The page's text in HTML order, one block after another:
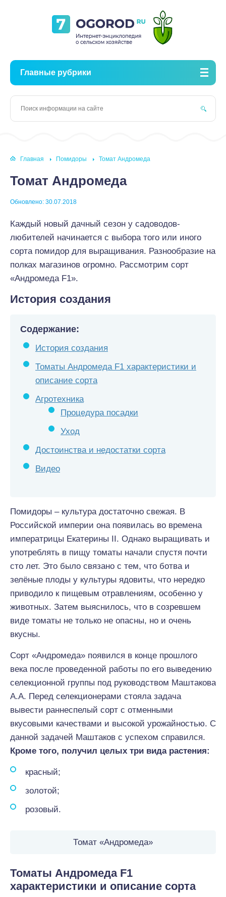
Главные рубрики
Главная Помидоры Томат Андромеда
Томат Андромеда
Обновлено: 30.07.2018
Каждый новый дачный сезон у садоводов-
любителей начинается с выбора того или иного
сорта помидор для выращивания. Разнообразие на
полках магазинов огромно. Рассмотрим сорт
«Андромеда F1».
История создания
Содержание:
История создания
Томаты Андромеда F1 характеристики и
описание сорта
Агротехника
Процедура посадки
Уход
Достоинства и недостатки сорта
Видео
Помидоры – культура достаточно свежая. В
Российской империи она появилась во времена
императрицы Екатерины II. Однако выращивать и
употреблять в пищу томаты начали спустя почти
сто лет. Это было связано с тем, что ботва и
зелёные плоды у культуры ядовиты, что нередко
приводило к пищевым отравлениям, особенно у
животных. Затем выяснилось, что в созревшем
виде томаты не только не опасны, но и очень
вкусны.
Сорт «Андромеда» появился в конце прошлого
века после проведенной работы по его выведению
селекционной группы под руководством Маштакова
А.А. Перед селекционерами стояла задача
вывести раннеспелый сорт с отменными
вкусовыми качествами и высокой урожайностью. С
данной задачей Маштаков с успехом справился.
Кроме того, получил целых три вида растения:
красный;
золотой;
розовый.
Томат «Андромеда»
Томаты Андромеда F1
характеристики и описание сорта